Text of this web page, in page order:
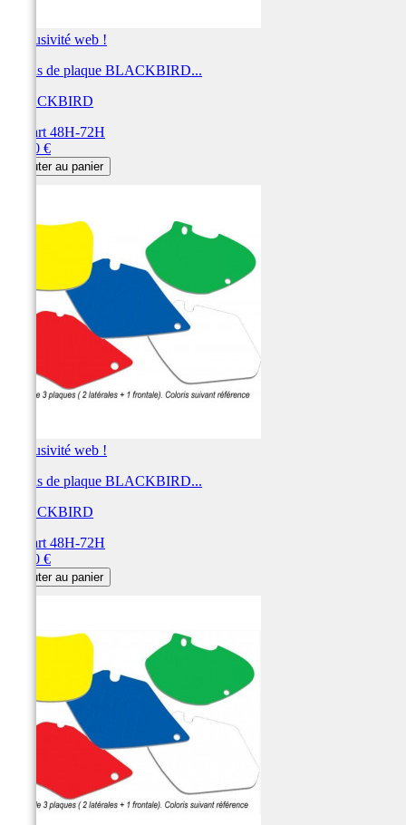
Exclusivité web !
Fonds de plaque BLACKBIRD...
BLACKBIRD
Départ 48H-72H
28,80 €
Ajouter au panier
Exclusivité web !
Fonds de plaque BLACKBIRD...
BLACKBIRD
Départ 48H-72H
28,80 €
Ajouter au panier